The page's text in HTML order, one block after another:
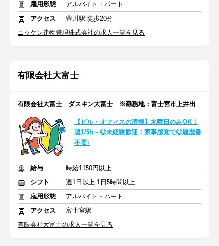
雇用形態
アルバイト・パート
アクセス
豊川駅 徒歩20分
ニッケン建物管理株式会社の求人一覧を見る
有限会社大富士
有限会社大富士 ダスキン大富士 ※勤務地：富士宮市上井出
【ビル・オフィスの清掃】水曜日のみOK！
週1/5h～◎未経験歓迎！家事感覚で◎履歴書
不要♪
給与
時給1150円以上
シフト
週1日以上 1日5時間以上
雇用形態
アルバイト・パート
アクセス
富士宮駅
有限会社大富士の求人一覧を見る